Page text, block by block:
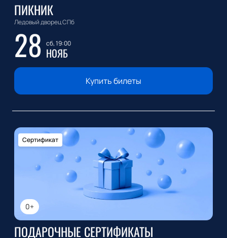
ПИКНИК
Ледовый дворец СПб
28 сб, 19:00
НОЯБ
Купить билеты
0+
Сертификат
ПОДАРОЧНЫЕ СЕРТИФИКАТЫ